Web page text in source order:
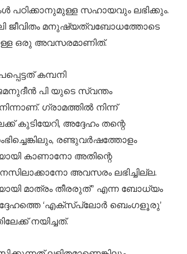
പഠിക്കാനുമുള്ള സഹായവും ലഭിക്കും.
ജീവിതം മനുഷ്യത്വബോധത്തോടെ
ഒരു അവസരമാണിത്.
കമ്പനി
പി യുടെ സ്വന്തം
ഗ്രാമത്തിൽ നിന്ന്
കുടിയേറി, അദ്ദേഹം തന്റെ
രണ്ടുവർഷത്തോളം
കാണാനോ അതിന്റെ
അവസരം ലഭിച്ചില്ല.
മാത്രം തീരരുത്” എന്ന ബോധ്യം
‘എക്സ്പ്ലോർ ബെംഗളൂരു’
നയിച്ചത്.